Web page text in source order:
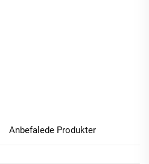
Anbefalede Produkter